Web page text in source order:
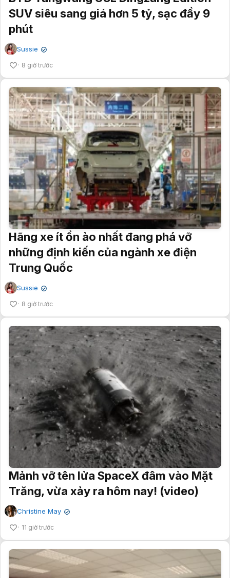
SUV siêu sang giá hơn 5 tỷ, sạc đầy 9
phút
Sussie ✔
8 giờ trước
Hãng xe ít ồn ào nhất đang phá vỡ
những định kiến của ngành xe điện
Trung Quốc
Sussie ✔
8 giờ trước
Mảnh vỡ tên lửa SpaceX đâm vào Mặt
Trăng, vừa xảy ra hôm nay! (video)
Christine May ✔
11 giờ trước